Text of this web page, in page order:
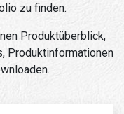
zu finden.
Produktüberblick,
Produktinformationen